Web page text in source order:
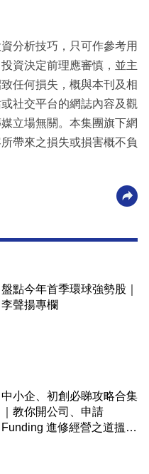
分析技巧，只可作參考用
資決定前理應審慎，並主
任何損失，概與本刊及相
社交平台的網誌內容及觀
立場無關。本集團旗下網
帶來之損失或損害概不負
盤點今年首季環球強勢股｜
李聲揚專欄
中小企、初創必睇攻略合集
｜教你開公司、申請
Funding 進修經營之道搵大